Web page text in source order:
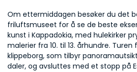
Om ettermiddagen besøker du det
friluftsmuseet for å se de beste
kunst i Kappadokia, med hulekirker
malerier fra 10. til 13. århundre.
klippeborg, som tilbyr
daler, og avsluttes med et stopp på